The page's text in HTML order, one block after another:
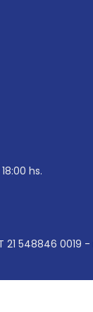
hs.
21 548846 0019 -